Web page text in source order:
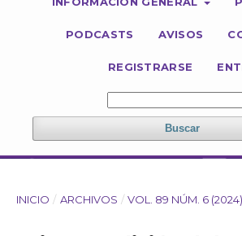
PODCASTS AVISOS
REGISTRARSE
Buscar
INICIO / ARCHIVOS / VOL. 89 NÚM. 6 (2024)